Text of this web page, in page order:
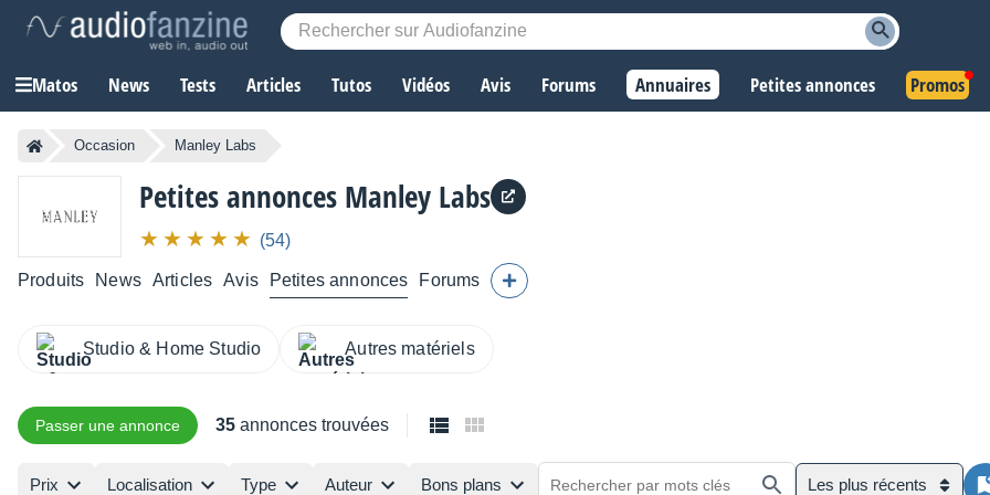
Matos News Tests Articles Tutos Vidéos Avis Forums Annuaires Petites annonces Promos
Occasion Manley Labs
Petites annonces Manley Labs
(54)
Produits News Articles Avis Petites annonces Forums
Studio & Home Studio Autres matériels
Passer une annonce 35 annonces trouvées
Prix Localisation Type Auteur Bons plans Les plus récents